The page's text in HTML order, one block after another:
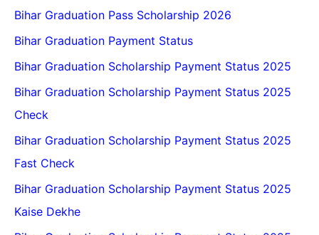
Bihar Graduation Pass Scholarship 2026
Bihar Graduation Payment Status
Bihar Graduation Scholarship Payment Status 2025
Bihar Graduation Scholarship Payment Status 2025
Check
Bihar Graduation Scholarship Payment Status 2025
Fast Check
Bihar Graduation Scholarship Payment Status 2025
Kaise Dekhe